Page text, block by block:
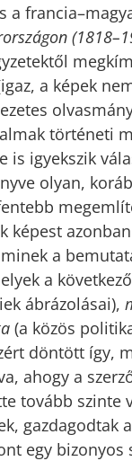
a
a képek
történeti
is igyekszik
olyan,
képest
a
a
ábrázolásai),
(a közös
döntött így,
ahogy a
tovább szinte
gazdagodtak
egy